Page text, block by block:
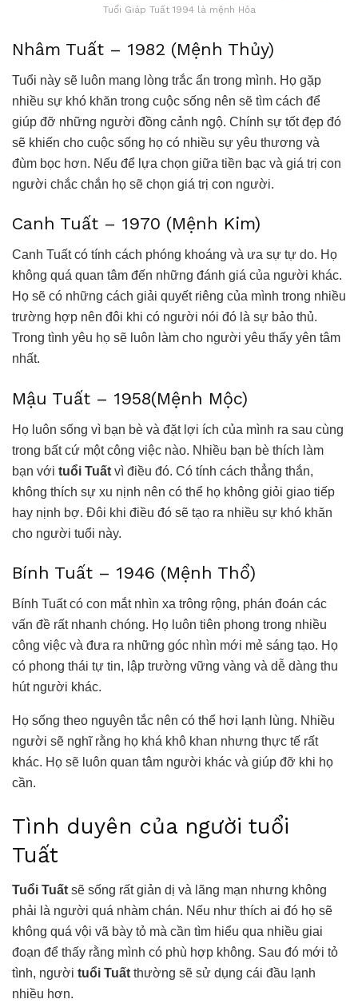
Tuổi Giáp Tuất 1994 là mệnh Hỏa
Nhâm Tuất – 1982 (Mệnh Thủy)
Tuổi này sẽ luôn mang lòng trắc ẩn trong mình. Họ gặp
nhiều sự khó khăn trong cuộc sống nên sẽ tìm cách để
giúp đỡ những người đồng cảnh ngộ. Chính sự tốt đẹp đó
sẽ khiến cho cuộc sống họ có nhiều sự yêu thương và
đùm bọc hơn. Nếu để lựa chọn giữa tiền bạc và giá trị con
người chắc chắn họ sẽ chọn giá trị con người.
Canh Tuất – 1970 (Mệnh Kim)
Canh Tuất có tính cách phóng khoáng và ưa sự tự do. Họ
không quá quan tâm đến những đánh giá của người khác.
Họ sẽ có những cách giải quyết riêng của mình trong nhiều
trường hợp nên đôi khi có người nói đó là sự bảo thủ.
Trong tình yêu họ sẽ luôn làm cho người yêu thấy yên tâm
nhất.
Mậu Tuất – 1958(Mệnh Mộc)
Họ luôn sống vì bạn bè và đặt lợi ích của mình ra sau cùng
trong bất cứ một công việc nào. Nhiều bạn bè thích làm
bạn với tuổi Tuất vì điều đó. Có tính cách thẳng thắn,
không thích sự xu nịnh nên có thể họ không giỏi giao tiếp
hay nịnh bợ. Đôi khi điều đó sẽ tạo ra nhiều sự khó khăn
cho người tuổi này.
Bính Tuất – 1946 (Mệnh Thổ)
Bính Tuất có con mắt nhìn xa trông rộng, phán đoán các
vấn đề rất nhanh chóng. Họ luôn tiên phong trong nhiều
công việc và đưa ra những góc nhìn mới mẻ sáng tạo. Họ
có phong thái tự tin, lập trường vững vàng và dễ dàng thu
hút người khác.
Họ sống theo nguyên tắc nên có thể hơi lạnh lùng. Nhiều
người sẽ nghĩ rằng họ khá khô khan nhưng thực tế rất
khác. Họ sẽ luôn quan tâm người khác và giúp đỡ khi họ
cần.
Tình duyên của người tuổi
Tuất
Tuổi Tuất sẽ sống rất giản dị và lãng mạn nhưng không
phải là người quá nhàm chán. Nếu như thích ai đó họ sẽ
không quá vội vã bày tỏ mà cần tìm hiểu qua nhiều giai
đoạn để thấy rằng mình có phù hợp không. Sau đó mới tỏ
tình, người tuổi Tuất thường sẽ sử dụng cái đầu lạnh
nhiều hơn.